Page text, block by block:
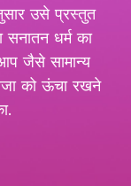
उसे प्रस्तुत
धर्म का
जैसे सामान्य
को ऊंचा रखने